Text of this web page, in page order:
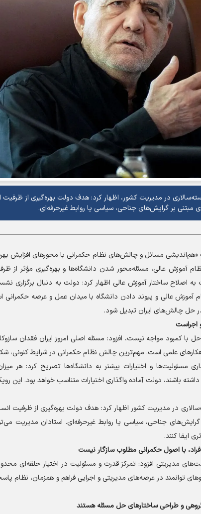
در مدیریت کشور، اظهار کرد: هدف دولت بهره‌گیری از ظرفیت
مبتنی بر گرایش‌های جناحی، سیاسی یا روابط غیرحرفه‌ای.
مسائل و چالش‌های نظام حکمرانی با محور‌های افزایش
آموزش عالی، مسئله‌محور شدن دانشگاه‌ها و بهره‌گیری مؤثر از
اصلاح ساختار آموزش عالی اظهار کرد: دولت به دنبال برگزاری
عالی و پیوند دادن دانشگاه با میدان عمل و عرصه حکمرانی
حل چالش‌های ایران تبدیل شود.
اجراست
با کمبود مواجه نیست، افزود: مسئله اصلی امروز ایران فقدان
راهکار‌های علمی است. مهم‌ترین چالش نظام حکمرانی در شرایط
مسئولیت‌ها و اختیارات بیشتر به دانشگاه‌ها تصریح کرد: هر
باشند، دولت آماده واگذاری اختیارات متناسب خواهد بود. این
در مدیریت کشور اظهار کرد: هدف دولت بهره‌گیری از ظرفیت
گرایش‌های جناحی، سیاسی یا روابط غیرحرفه‌ای. استادان مدیریت
ایفا کنند.
با اصول حکمرانی مطلوب سازگار نیست
مدیریتی افزود: تمرکز قدرت و مسئولیت در اختیار حلقه‌ای محدود
توانمند در عرصه‌های مدیریتی و اجرایی فراهم و همزمان، نظام
و طراحی ساختار‌های حل مسئله هستند